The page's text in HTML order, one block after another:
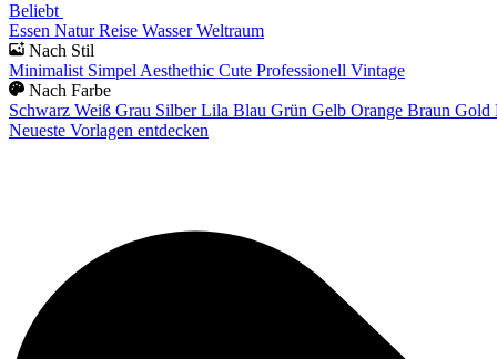
Beliebt
Essen Natur Reise Wasser Weltraum
Nach Stil
Minimalist Simpel Aesthethic Cute Professionell Vintage
Nach Farbe
Schwarz Weiß Grau Silber Lila Blau Grün Gelb Orange Braun Gold
Neueste Vorlagen entdecken